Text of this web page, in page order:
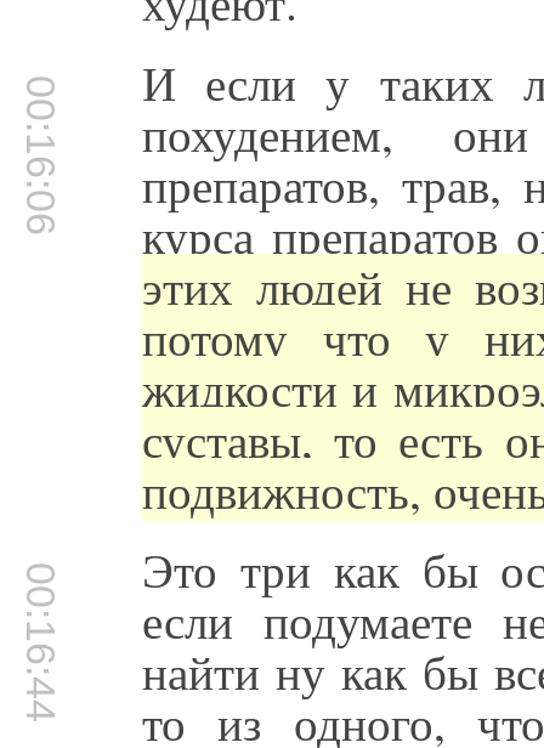
00:16:06 И если у таких
похудением,
препаратов, трав,
курса препаратов
этих людей не
потому что у
жидкости и
суставы, то есть
подвижность,
00:16:44 Это три как бы
если подумаете
найти ну как бы
то из одного,